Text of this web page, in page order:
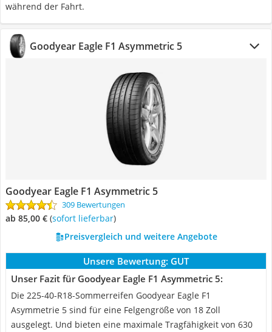
während der Fahrt.
Goodyear Eagle F1 Asymmetric 5
Goodyear Eagle F1 Asymmetric 5
309 Bewertungen
ab 85,00 € ( Sofort lieferbar)
Preisvergleich und weitere Angebote
Unsere Bewertung: GUT
Unser Fazit für Goodyear Eagle F1 Asymmetric 5:
Die 225-40-R18-Sommerreifen Goodyear Eagle F1
Asymmetrie 5 sind für eine Felgengröße von 18 Zoll
ausgelegt. Und bieten eine maximale Tragfähigkeit von 630